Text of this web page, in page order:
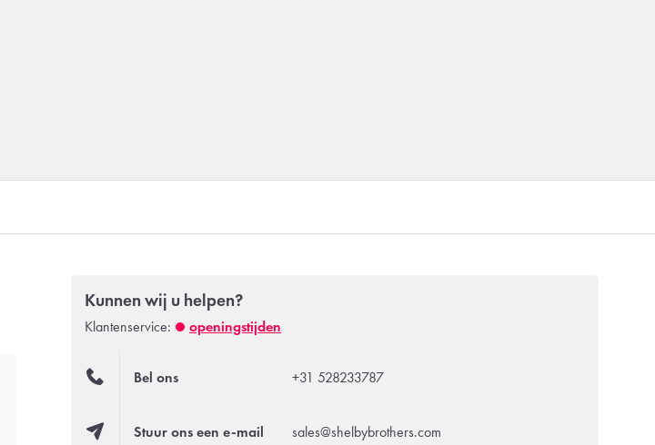
Kunnen wij u helpen?
Klantenservice: openingstijden
Bel ons +31 528233787
Stuur ons een e-mail sales@shelbybrothers.com